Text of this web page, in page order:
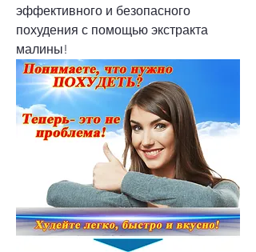
эффективного и безопасного
похудения с помощью экстракта
малины!